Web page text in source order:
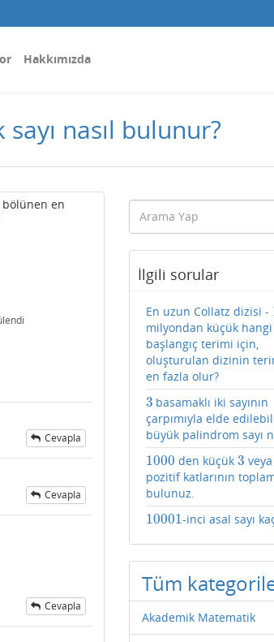
Hakkımızda
nasıl bulunur?
bölünen en
Cevapla
Cevapla
Cevapla
İlgili sorular
En uzun Collatz dizisi -
milyondan küçük hangi
başlangıç terimi için,
oluşturulan dizinin
en fazla olur?
3
3 basamaklı iki sayının
çarpımıyla elde
büyük palindrom sayı
1000
1000 den küçük 3
3 veya
pozitif katlarının
bulunuz.
10001
10001 -inci asal sayı
Tüm
Akademik Matematik